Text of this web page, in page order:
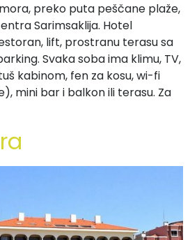
preko puta peščane plaže,
Sarimsaklija. Hotel
lift, prostranu terasu sa
Svaka soba ima klimu, TV,
kabinom, fen za kosu, wi-fi
mini bar i balkon ili terasu. Za